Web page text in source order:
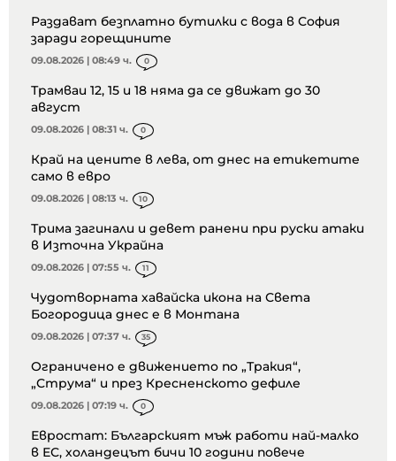
Раздават безплатно бутилки с вода в София
заради горещините
09.08.2026 | 08:49 ч. 0
Трамваи 12, 15 и 18 няма да се движат до 30
август
09.08.2026 | 08:31 ч. 0
Край на цените в лева, от днес на етикетите
само в евро
09.08.2026 | 08:13 ч. 10
Трима загинали и девет ранени при руски атаки
в Източна Украйна
09.08.2026 | 07:55 ч. 11
Чудотворната хавайска икона на Света
Богородица днес е в Монтана
09.08.2026 | 07:37 ч. 35
Ограничено е движението по „Тракия“,
„Струма“ и през Кресненското дефиле
09.08.2026 | 07:19 ч. 0
Евростат: Българският мъж работи най-малко
в ЕС, холандецът бичи 10 години повече